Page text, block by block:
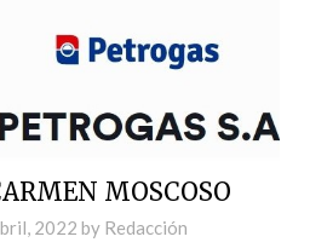
MOSCOSO
2022 by Redacción